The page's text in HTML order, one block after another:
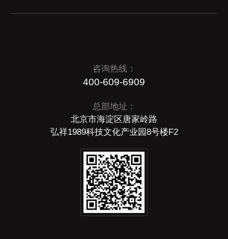
咨询热线：
400-609-6909
总部地址：
北京市海淀区唐家岭路
弘祥1989科技文化产业园8号楼F2